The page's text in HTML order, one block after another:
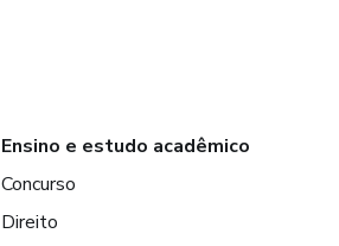
Ensino e estudo acadêmico
Concurso
Direito